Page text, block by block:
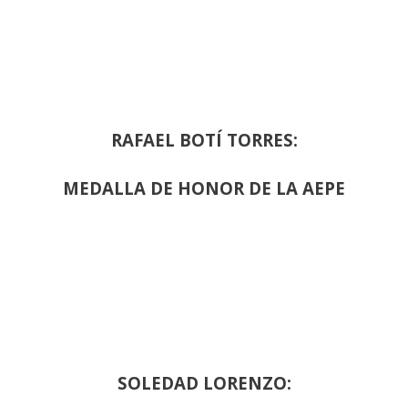
RAFAEL BOTÍ TORRES:
MEDALLA DE HONOR DE LA AEPE
SOLEDAD LORENZO: